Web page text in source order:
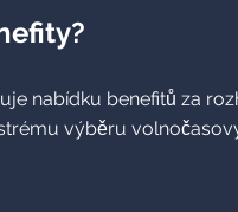
nabídku benefitů za
výběru